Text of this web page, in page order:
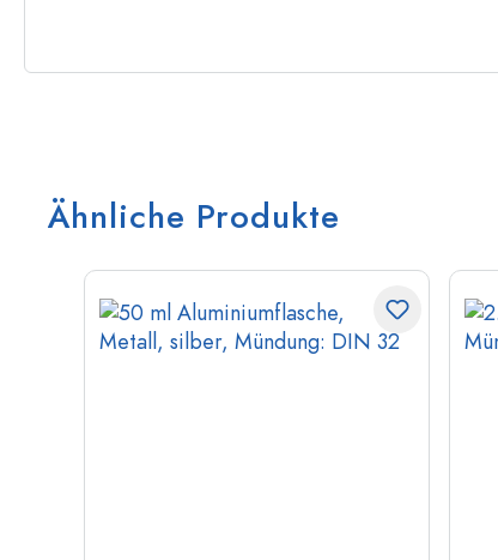
Ähnliche Produkte